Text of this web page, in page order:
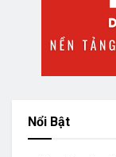
Nổi Bật